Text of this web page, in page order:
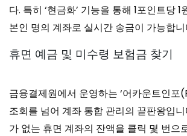
다. 특히 ‘현금화’ 기능을 통해 1포인트당
본인 명의 계좌로 실시간 송금이 가능합니
휴면 예금 및 미수령 보험금 찾기
금융결제원에서 운영하는 ‘어카운트인포
조회를 넘어 계좌 통합 관리의 끝판왕입니
가 없는 휴면 계좌의 잔액을 클릭 몇 번으